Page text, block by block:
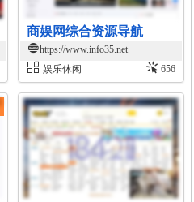
商娱网综合资源导航
https://www.info35.net
娱乐休闲
656